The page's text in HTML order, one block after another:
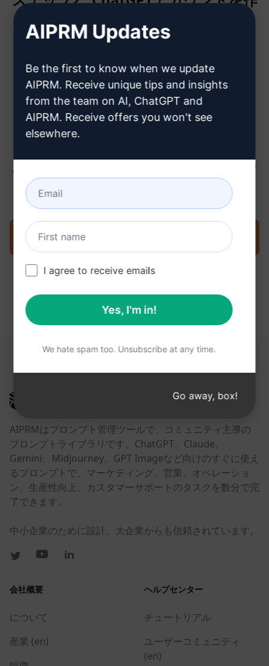
成する
ChatGPTアカウント作成方法はこ
ちら
ステップ3 : ChatGPTでプロンプトを
今すぐChatGPTでプロンプトを試す
AIPRMはプロンプト管理ツールで、コミュニティ主導の
プロンプトライブラリです。ChatGPT、Claude、
Gemini、Midjourney、GPT Imageなど向けのすぐに使え
るプロンプトで、マーケティング、営業、オペレーショ
ン、生産性向上、カスタマーサポートのタスクを数分で完
了できます。
中小企業のために設計。大企業からも信頼されています。
会社概要
について
産業 (en)
ヘルプセンター
チュートリアル
ユーザーコミュニティ
(en)
AIPRM Updates
Be the first to know when we update
AIPRM. Receive unique tips and insights
from the team on AI, ChatGPT and
AIPRM. Receive offers you won't see
elsewhere.
I agree to receive emails
Yes, I'm in!
We hate spam too. Unsubscribe at any time.
Go away, box!